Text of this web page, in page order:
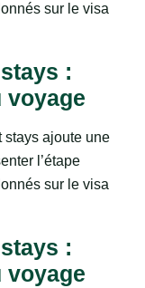
sur le visa
:
voyage
stays ajoute une
l’étape
sur le visa
:
voyage